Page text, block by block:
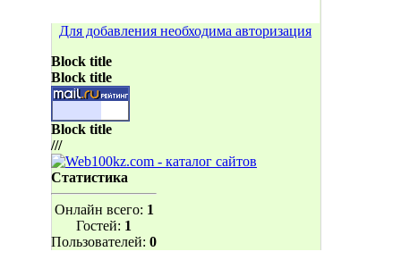
Для добавления необходима авторизация
Block title
Block title
Block title
///
Статистика
Онлайн всего: 1
Гостей: 1
Пользователей: 0